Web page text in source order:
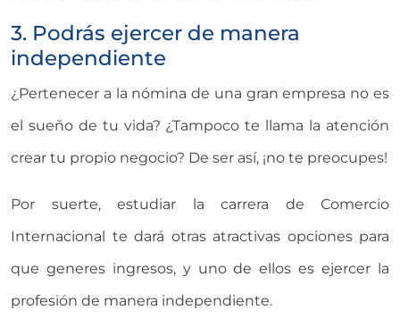
3. Podrás ejercer de manera
independiente
¿Pertenecer a la nómina de una gran empresa no es
el sueño de tu vida? ¿Tampoco te llama la atención
crear tu propio negocio? De ser así, ¡no te preocupes!
Por suerte, estudiar la carrera de Comercio
Internacional te dará otras atractivas opciones para
que generes ingresos, y uno de ellos es ejercer la
profesión de manera independiente.